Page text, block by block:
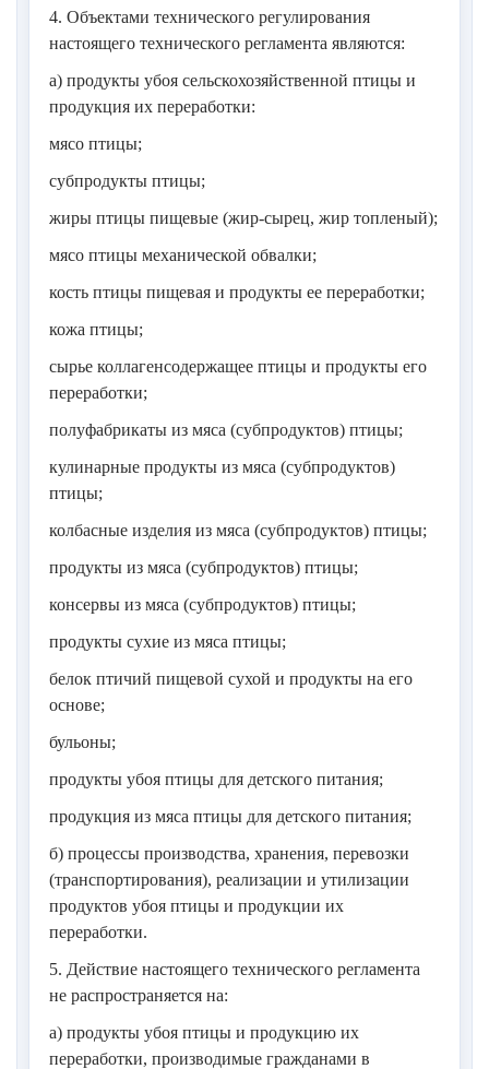
Таблица 6
Таблица 7
Приложение N 8
4. Объектами технического регулирования
настоящего технического регламента являются:
а) продукты убоя сельскохозяйственной птицы и
продукция их переработки:
мясо птицы;
субпродукты птицы;
жиры птицы пищевые (жир-сырец, жир топленый);
мясо птицы механической обвалки;
кость птицы пищевая и продукты ее переработки;
кожа птицы;
сырье коллагенсодержащее птицы и продукты его
переработки;
полуфабрикаты из мяса (субпродуктов) птицы;
кулинарные продукты из мяса (субпродуктов)
птицы;
колбасные изделия из мяса (субпродуктов) птицы;
продукты из мяса (субпродуктов) птицы;
консервы из мяса (субпродуктов) птицы;
продукты сухие из мяса птицы;
белок птичий пищевой сухой и продукты на его
основе;
бульоны;
продукты убоя птицы для детского питания;
продукция из мяса птицы для детского питания;
б) процессы производства, хранения, перевозки
(транспортирования), реализации и утилизации
продуктов убоя птицы и продукции их
переработки.
5. Действие настоящего технического регламента
не распространяется на:
а) продукты убоя птицы и продукцию их
переработки, производимые гражданами в